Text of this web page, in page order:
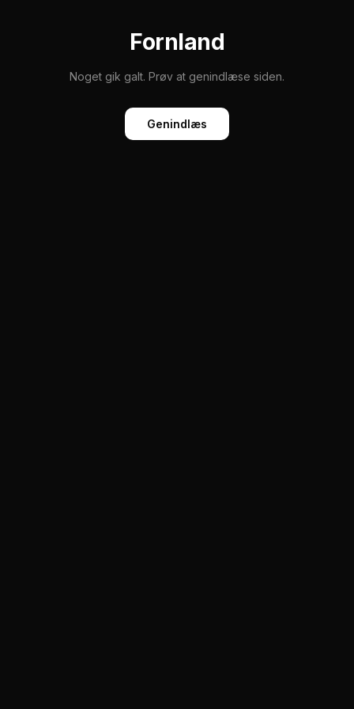
Fornland
Noget gik galt. Prøv at genindlæse siden.
Genindlæs